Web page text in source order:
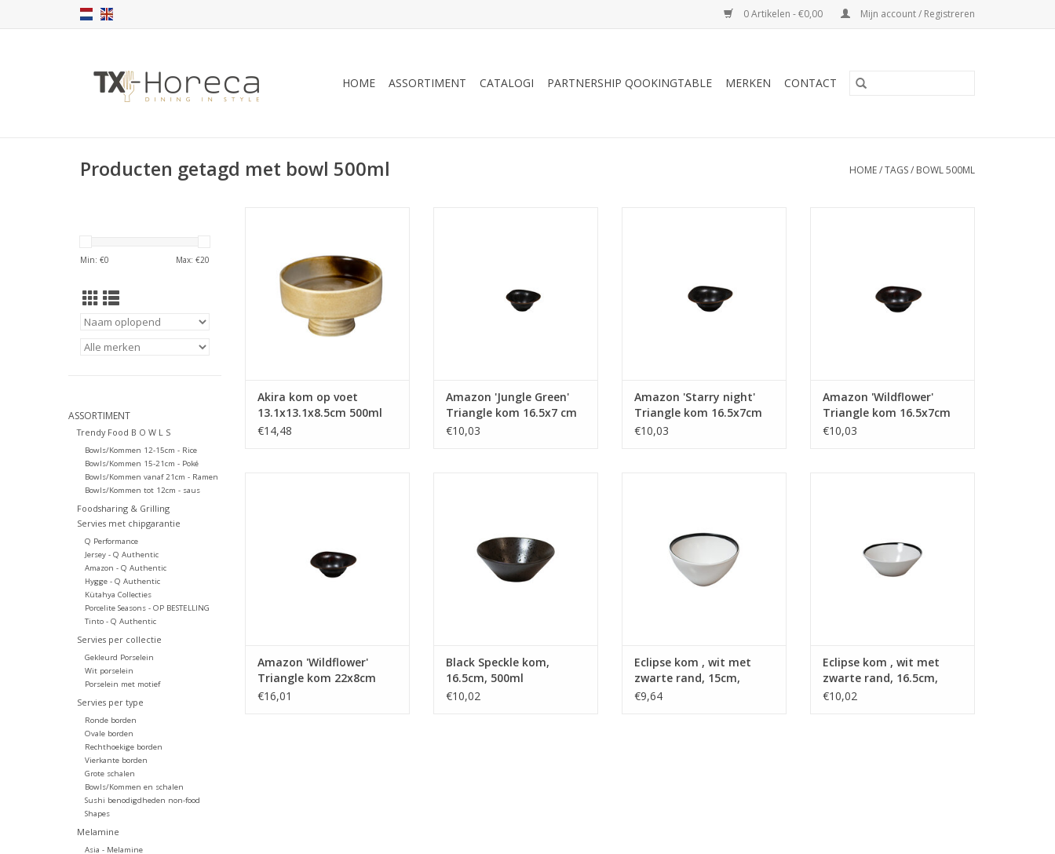
0 Artikelen - €0,00 Mijn account / Registreren
HOME ASSORTIMENT CATALOGI PARTNERSHIP QOOKINGTABLE MERKEN CONTACT
Producten getagd met bowl 500ml HOME/TAGS/ BOWL 500ML
Min: €0 Max: €20
ASSORTIMENT
Trendy Food B O W L S
Bowls/Kommen 12-15cm - Rice
Bowls/Kommen 15-21cm - Poké
Bowls/Kommen vanaf 21cm - Ramen
Bowls/Kommen tot 12cm - saus
Foodsharing & Grilling
Servies met chipgarantie
Q Performance
Jersey - Q Authentic
Amazon - Q Authentic
Hygge - Q Authentic
Kütahya Collecties
Porcelite Seasons - OP BESTELLING
Tinto - Q Authentic
Servies per collectie
Gekleurd Porselein
Wit porselein
Porselein met motief
Servies per type
Ronde borden
Ovale borden
Rechthoekige borden
Vierkante borden
Grote schalen
Bowls/Kommen en schalen
Sushi benodigdheden non-food
Shapes
Melamine
Asia - Melamine
tinten – geïnspireerd door de
Japanse esthetiek, voor trendy
Asian dining, foodsharing
TOEVOEGEN AAN WINKELWAGEN
Akira kom op voet
13.1x13.1x8.5cm 500ml
€14,48
Amazon 'Jungle Green'
Triangle kom 16.5x7 cm
500ml
€10,03
Amazon 'Starry night'
Triangle kom 16.5x7cm
500ml
€10,03
Amazon 'Wildflower'
Triangle kom 16.5x7cm
500ml
€10,03
Amazon 'Wildflower'
Triangle kom 22x8cm
1000ml
€16,01
Black Speckle kom,
16.5cm, 500ml
€10,02
Eclipse kom , wit met
zwarte rand, 15cm,
800ml
€9,64
Eclipse kom , wit met
zwarte rand, 16.5cm,
500ml
€10,02